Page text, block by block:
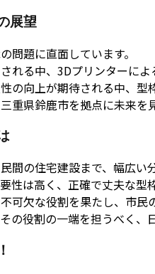
展望
問題に直面しています。
れる中、3Dプリンターに
の向上が期待される中、型
重県鈴鹿市を拠点に未来を
間の住宅建設まで、幅広い
性は高く、正確で丈夫な
可欠な役割を果たし、市民
の役割の一端を担うべく、